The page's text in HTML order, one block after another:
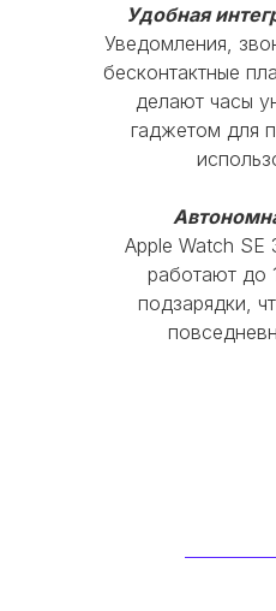
Удобная
Уведомления,
бесконтактные
делают часы
гаджетом для
Apple Watch SE
работают до
подзарядки,
Пользовательское соглашение
Политика конфиденциальности
Сб-Вс и праздничные дни -
Пт с 10:00 до 19:00
Пн-Чт с 10:00 до 20:00
Время работы: